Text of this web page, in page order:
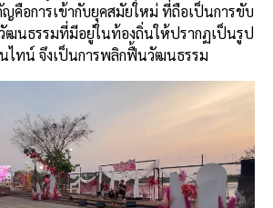
คือการเข้ากับยุคสมัยใหม่ ที่ถือเป็นการขับ
ฒนธรรมที่มีอยู่ในท้องถิ่นให้ปรากฏเป็นรูป
ไทน์ จึงเป็นการพลิกฟื้นวัฒนธรรม